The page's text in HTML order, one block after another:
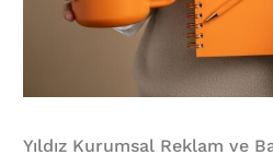
Yıldız Kurumsal Reklam ve